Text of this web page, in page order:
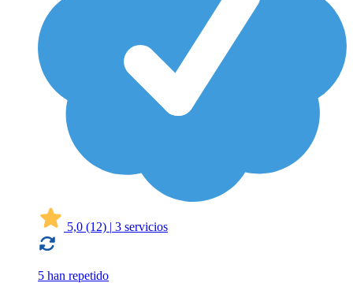
5,0 (12) | 3 servicios
5 han repetido